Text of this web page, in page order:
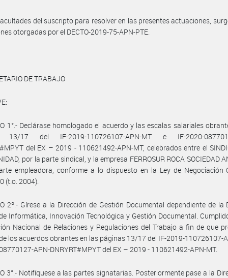
del suscripto para resolver en las presentes actuaciones,
otorgadas por el DECTO-2019-75-APN-PTE.
DE TRABAJO
1°.- Declárase homologado el acuerdo y las escalas salariales
13/17 del IF-2019-110726107-APN-MT e IF-2020-
del EX – 2019 - 110621492-APN-MT, celebrados entre el
por la parte sindical, y la empresa FERROSUR ROCA SOCIEDAD
empleadora, conforme a lo dispuesto en la Ley de Negociación
(t.o. 2004).
2º.- Gírese a la Dirección de Gestión Documental dependiente de la
Informática, Innovación Tecnológica y Gestión Documental.
Nacional de Relaciones y Regulaciones del Trabajo a fin de que
los acuerdos obrantes en las páginas 13/17 del IF-2019-110726107-
APN-DNRYRT#MPYT del EX – 2019 - 110621492-APN-MT.
3°.- Notifíquese a las partes signatarias. Posteriormente pase a la